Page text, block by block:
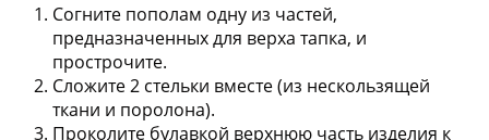
Согните пополам одну из частей,
предназначенных для верха тапка, и
прострочите.
Сложите 2 стельки вместе (из нескользящей
ткани и поролона).
Проколите булавкой верхнюю часть изделия к